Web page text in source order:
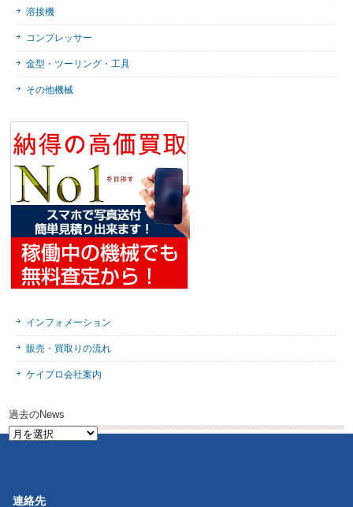
溶接機
コンプレッサー
金型・ツーリング・工具
その他機械
インフォメーション
販売・買取りの流れ
ケイプロ会社案内
過去のNews
過
連絡先